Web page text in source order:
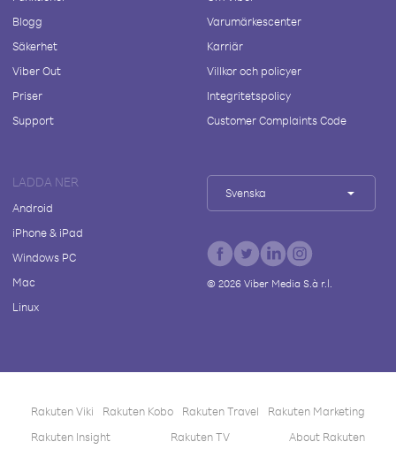
Blogg
Säkerhet
Viber Out
Priser
Support
Varumärkescenter
Karriär
Villkor och policyer
Integritetspolicy
Customer Complaints Code
LADDA NER
Android
iPhone & iPad
Windows PC
Mac
Linux
Svenska
© 2026Viber Media S.à r.l.
Rakuten Viki Rakuten Kobo Rakuten Travel
Rakuten Marketing
Rakuten Insight
Rakuten TV About Rakuten